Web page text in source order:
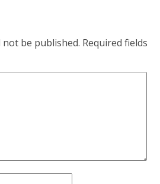
not be published. Required fields